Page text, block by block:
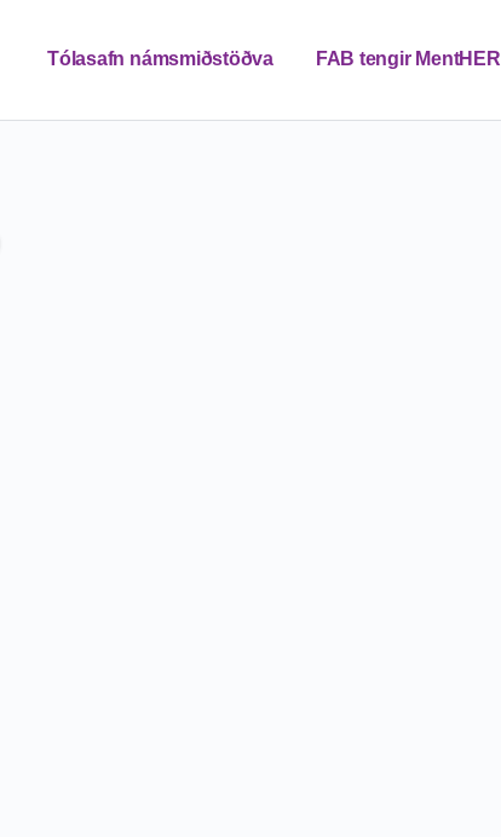
Tólasafn námsmiðstöðva FAB tengir MentHER